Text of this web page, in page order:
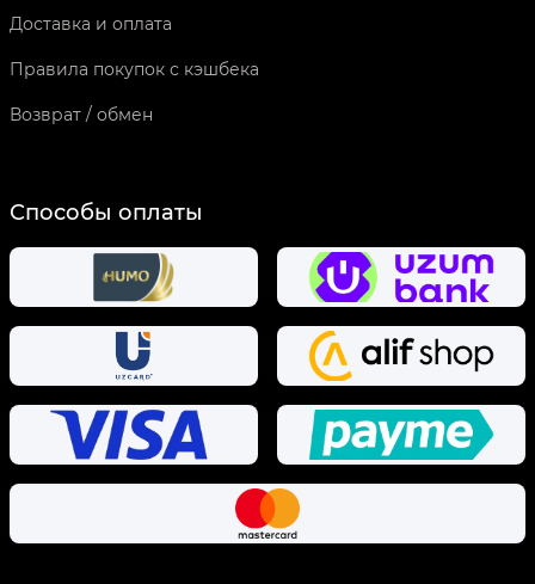
Доставка и оплата
Правила покупок с кэшбека
Возврат / обмен
Способы оплаты